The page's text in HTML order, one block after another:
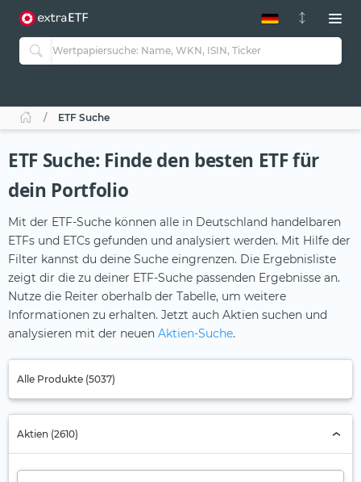
ETF-Guide 2.0
Guide Aktive ETFs
ETF-Sparpläne
ETF Suche
ETF Suche: Finde den besten ETF für
dein Portfolio
Mit der ETF-Suche können alle in Deutschland handelbaren
ETFs und ETCs gefunden und analysiert werden. Mit Hilfe der
Filter kannst du deine Suche eingrenzen. Die Ergebnisliste
zeigt dir die zu deiner ETF-Suche passenden Ergebnisse an.
Nutze die Reiter oberhalb der Tabelle, um weitere
Informationen zu erhalten. Jetzt auch Aktien suchen und
analysieren mit der neuen Aktien-Suche.
Alle Produkte (5037)
Aktien (2610)